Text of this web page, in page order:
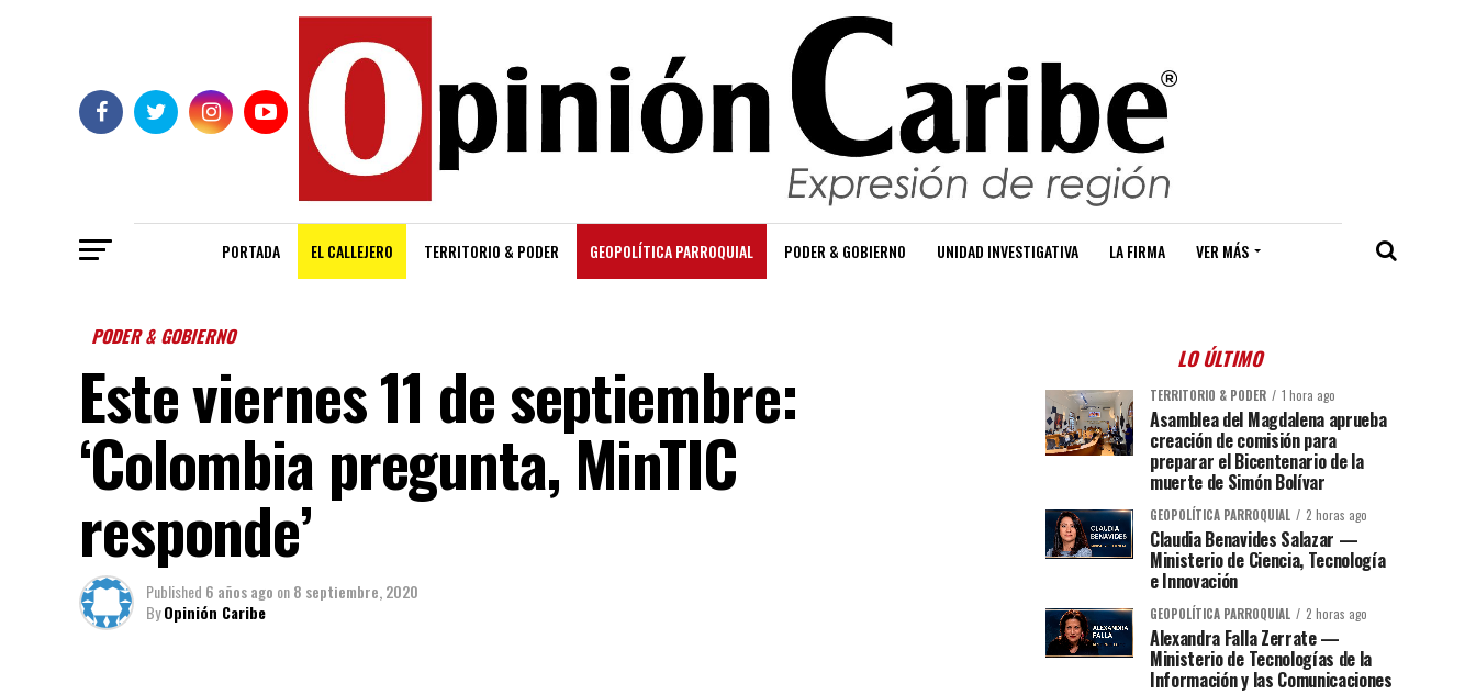
PORTADA EL CALLEJERO TERRITORIO & PODER GEOPOLÍTICA PARROQUIAL PODER & GOBIERNO UNIDAD INVESTIGATIVA LA FIRMA VER MÁS
PODER & GOBIERNO
Este viernes 11 de septiembre:
‘Colombia pregunta, MinTIC
responde’
Published 6 años ago on8 septiembre, 2020
ByOpinión Caribe
LO ÚLTIMO
TERRITORIO & PODER 1 hora ago
Asamblea del Magdalena aprueba
creación de comisión para
preparar el Bicentenario de la
muerte de Simón Bolívar
GEOPOLÍTICA PARROQUIAL 2 horas ago
Claudia Benavides Salazar —
Ministerio de Ciencia, Tecnología
e Innovación
GEOPOLÍTICA PARROQUIAL 2 horas ago
Alexandra Falla Zerrate —
Ministerio de Tecnologías de la
Información y las Comunicaciones